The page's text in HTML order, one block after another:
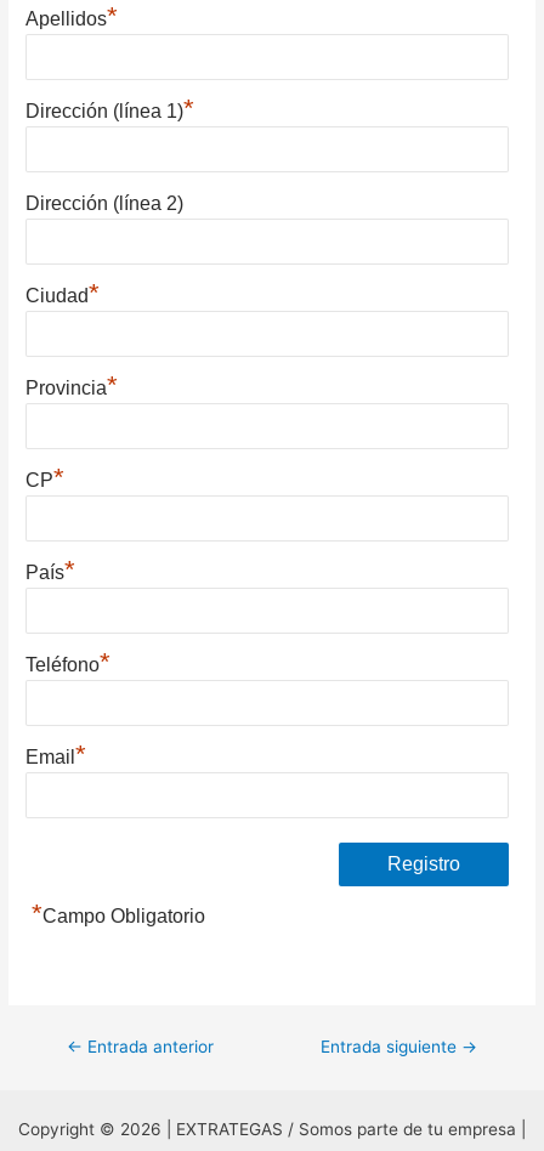
Apellidos*
Dirección (línea 1)*
Dirección (línea 2)
Ciudad*
Provincia*
CP*
País*
Teléfono*
Email*
*Campo Obligatorio
Navegación
entradas
← Entrada anterior Entrada siguiente →
Copyright © 2026 | EXTRATEGAS / Somos parte de tu empresa |